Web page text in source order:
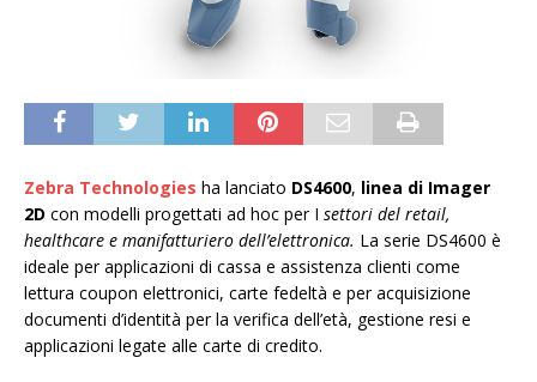
Zebra Technologies ha lanciato DS4600, linea di Imager
2D con modelli progettati ad hoc per I settori del retail,
healthcare e manifatturiero dell’elettronica. La serie DS4600 è
ideale per applicazioni di cassa e assistenza clienti come
lettura coupon elettronici, carte fedeltà e per acquisizione
documenti d’identità per la verifica dell’età, gestione resi e
applicazioni legate alle carte di credito.